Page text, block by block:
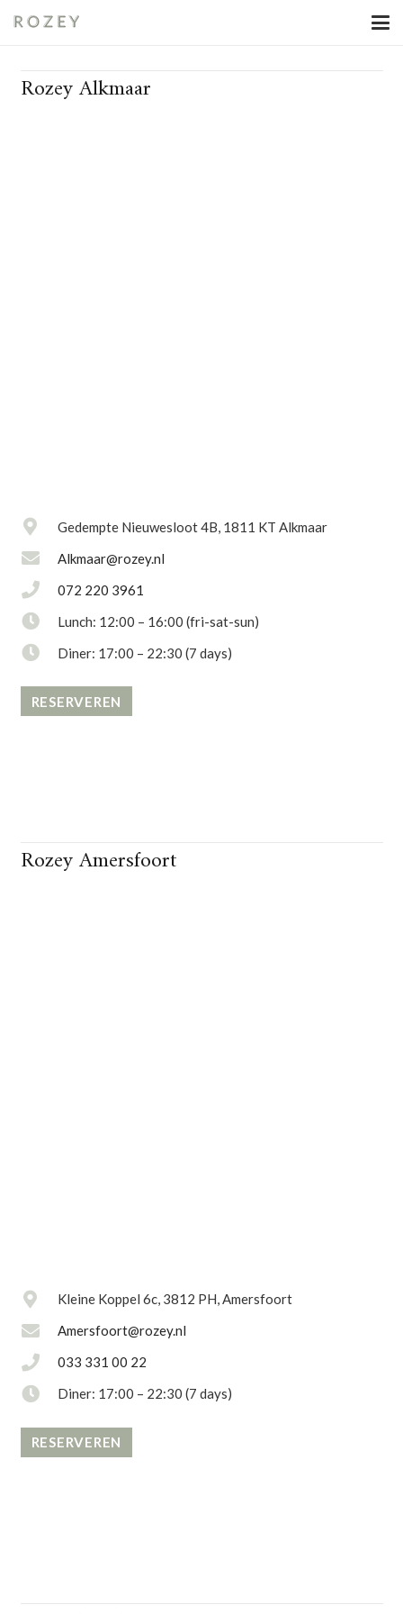
Rozey Alkmaar
Gedempte Nieuwesloot 4B, 1811 KT Alkmaar
Alkmaar@rozey.nl
072 220 3961
Lunch: 12:00 – 16:00 (fri-sat-sun)
Diner: 17:00 – 22:30 (7 days)
RESERVEREN
Rozey Amersfoort
Kleine Koppel 6c, 3812 PH, Amersfoort
Amersfoort@rozey.nl
033 331 00 22
Diner: 17:00 – 22:30 (7 days)
RESERVEREN